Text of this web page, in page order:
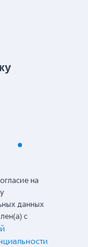
на
данных
с